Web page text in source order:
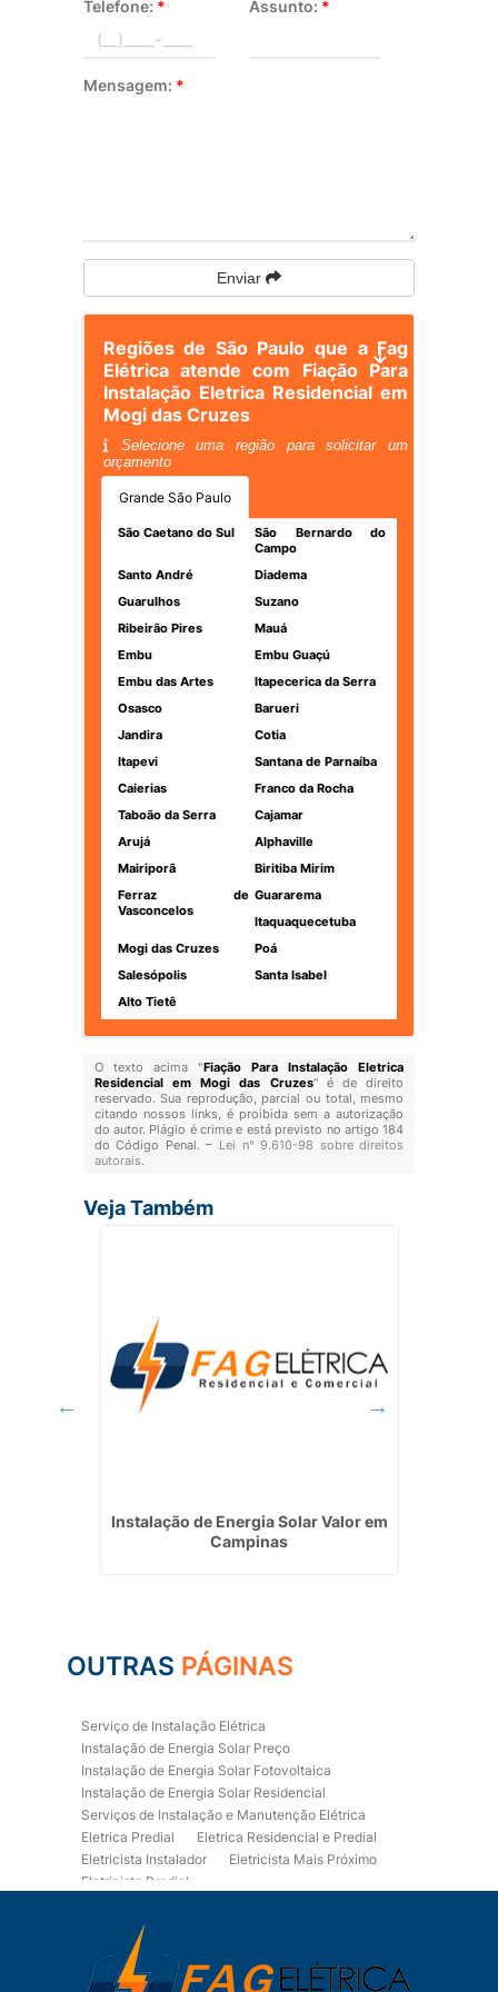
Telefone: * Assunto: *
Mensagem: *
Enviar
Regiões de São Paulo que a Fag
Elétrica atende com Fiação Para
Instalação Eletrica Residencial em
Mogi das Cruzes
Selecione uma região para solicitar um
orçamento
Grande São Paulo
São Caetano do Sul
São Bernardo do
Campo
Santo André
Diadema
Guarulhos
Suzano
Ribeirão Pires
Mauá
Embu
Embu Guaçú
Embu das Artes
Itapecerica da Serra
Osasco
Barueri
Jandira
Cotia
Itapevi
Santana de Parnaíba
Caierias
Franco da Rocha
Taboão da Serra
Cajamar
Arujá
Alphaville
Mairiporã
Biritiba Mirim
Ferraz de
Vasconcelos
Guararema
Itaquaquecetuba
Mogi das Cruzes
Poá
Salesópolis
Santa Isabel
Alto Tietê
O texto acima "Fiação Para Instalação Eletrica
Residencial em Mogi das Cruzes" é de direito
reservado. Sua reprodução, parcial ou total, mesmo
citando nossos links, é proibida sem a autorização
do autor. Plágio é crime e está previsto no artigo 184
do Código Penal. – Lei n° 9.610-98 sobre direitos
autorais.
Veja Também
Instalação de Energia Solar Valor em
Campinas
OUTRAS PÁGINAS
Serviço de Instalação Elétrica
Instalação de Energia Solar Preço
Instalação de Energia Solar Fotovoltaica
Instalação de Energia Solar Residencial
Serviços de Instalação e Manutenção Elétrica
Eletrica Predial
Eletrica Residencial e Predial
Eletricista Instalador
Eletricista Mais Próximo
Eletricista Predial
Eletricista Residencial
Eletricista Residencial E Predial
Eletricistas de Manutenção